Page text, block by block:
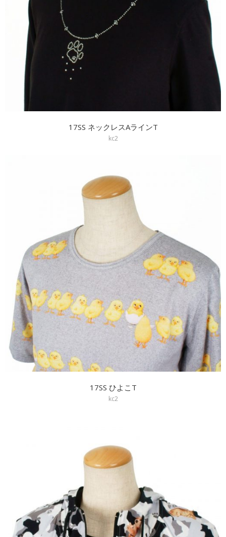
17SS ネックレスAラインT
kc2
17SS ひよこT
kc2